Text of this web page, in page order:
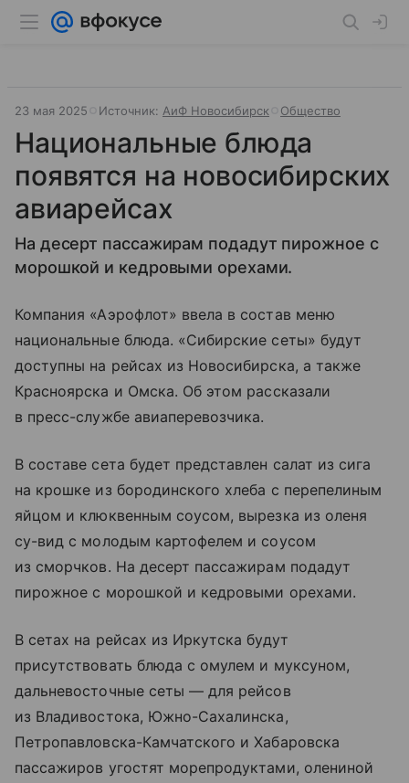
23 мая 2025 Источник: АиФ Новосибирск Общество
Национальные блюда
появятся на новосибирских
авиарейсах
На десерт пассажирам подадут пирожное с
морошкой и кедровыми орехами.
Компания «Аэрофлот» ввела в состав меню
национальные блюда. «Сибирские сеты» будут
доступны на рейсах из Новосибирска, а также
Красноярска и Омска. Об этом рассказали
в пресс-службе авиаперевозчика.
В составе сета будет представлен салат из сига
на крошке из бородинского хлеба c перепелиным
яйцом и клюквенным соусом, вырезка из оленя
су-вид с молодым картофелем и соусом
из сморчков. На десерт пассажирам подадут
пирожное с морошкой и кедровыми орехами.
В сетах на рейсах из Иркутска будут
присутствовать блюда с омулем и муксуном,
дальневосточные сеты — для рейсов
из Владивостока, Южно-Сахалинска,
Петропавловска-Камчатского и Хабаровска
пассажиров угостят морепродуктами, олениной